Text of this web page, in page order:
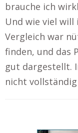
brauche ich
Und wie viel will
Vergleich war
finden, und das
gut dargestellt.
nicht